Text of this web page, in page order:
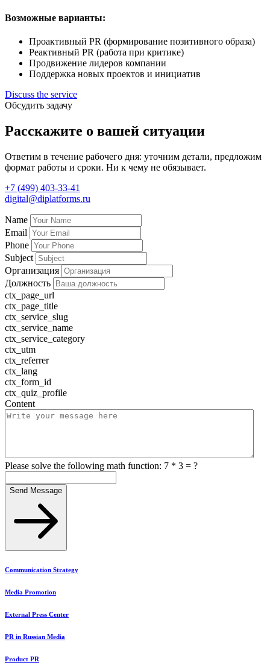
Возможные варианты:
Проактивный PR (формирование позитивного образа)
Реактивный PR (работа при критике)
Продвижение лидеров компании
Поддержка новых проектов и инициатив
Discuss the service
Обсудить задачу
Расскажите о вашей ситуации
Ответим в течение рабочего дня: уточним детали, предложим
формат работы и сроки. Ни к чему не обязывает.
+7 (499) 403-33-41
digital@diplatforms.ru
Name
Email
Phone
Subject
Организация
Должность
ctx_page_url
ctx_page_title
ctx_service_slug
ctx_service_name
ctx_service_category
ctx_utm
ctx_referrer
ctx_lang
ctx_form_id
ctx_quiz_profile
Content
Please solve the following math function: 7 * 3 = ?
Send Message
Communication Strategy
Media Promotion
External Press Center
PR in Russian Media
Product PR